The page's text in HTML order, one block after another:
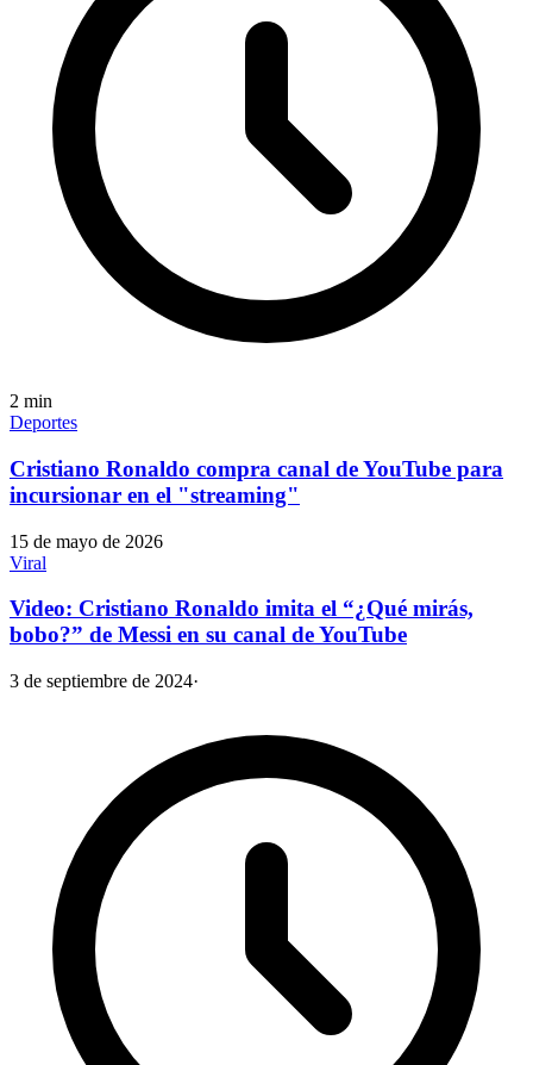
2 min
Deportes
Cristiano Ronaldo compra canal de YouTube para
incursionar en el "streaming"
15 de mayo de 2026
Viral
Video: Cristiano Ronaldo imita el “¿Qué mirás,
bobo?” de Messi en su canal de YouTube
3 de septiembre de 2024·